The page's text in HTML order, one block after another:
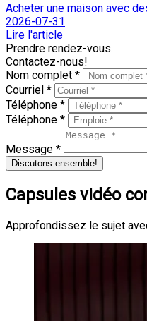
Acheter une maison avec
2026-07-31
Lire l'article
Prendre rendez-vous.
Contactez-nous!
Nom complet *
Courriel *
Téléphone *
Téléphone *
Message *
Discutons ensemble!
Capsules vidéo
Approfondissez le sujet